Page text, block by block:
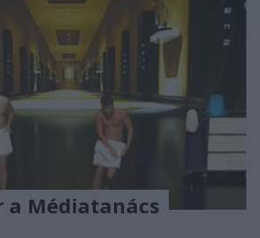
a Médiatanács